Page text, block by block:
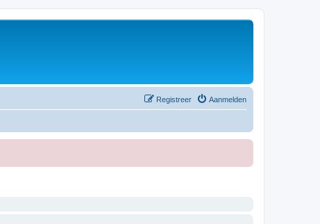
Aanmelden
Registreer